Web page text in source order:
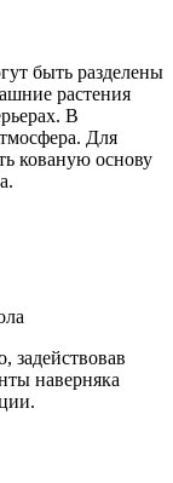
быть разделены
растения
В
Для
кованую основу
задействовав
наверняка